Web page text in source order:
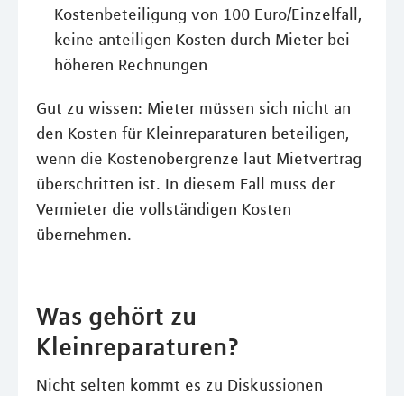
Kostenbeteiligung von 100 Euro/Einzelfall,
keine anteiligen Kosten durch Mieter bei
höheren Rechnungen
Gut zu wissen: Mieter müssen sich nicht an
den Kosten für Kleinreparaturen beteiligen,
wenn die Kostenobergrenze laut Mietvertrag
überschritten ist. In diesem Fall muss der
Vermieter die vollständigen Kosten
übernehmen.
Was gehört zu
Kleinreparaturen?
Nicht selten kommt es zu Diskussionen